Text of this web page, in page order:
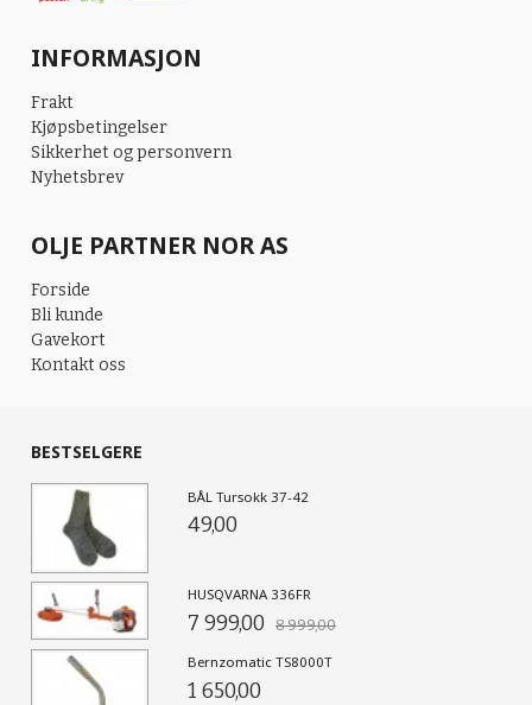
INFORMASJON
Frakt
Kjøpsbetingelser
Sikkerhet og personvern
Nyhetsbrev
OLJE PARTNER NOR AS
Forside
Bli kunde
Gavekort
Kontakt oss
BESTSELGERE
BÅL Tursokk 37-42
49,00
HUSQVARNA 336FR
7 999,00 8 999,00
Bernzomatic TS8000T
1 650,00